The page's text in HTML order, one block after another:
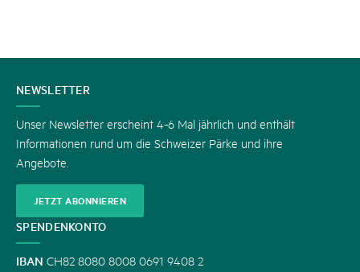
KONTAKT
NEWSLETTER
Unser Newsletter erscheint 4-6 Mal jährlich und enthält
Informationen rund um die Schweizer Pärke und ihre
Angebote.
JETZT ABONNIEREN
SPENDENKONTO
IBAN CH82 8080 8008 0691 9408 2